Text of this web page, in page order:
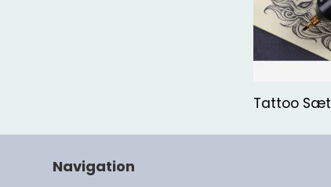
Tattoo Sæt
Navigation